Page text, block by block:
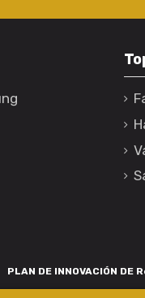
PLAN DE INNOVACIÓN